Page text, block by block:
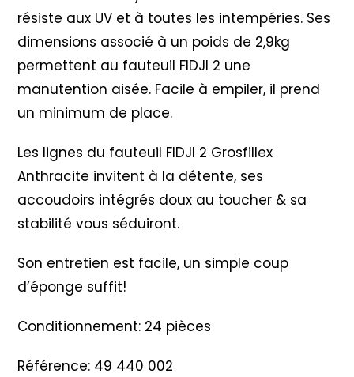
résiste aux UV et à toutes les intempéries. Ses
dimensions associé à un poids de 2,9kg
permettent au fauteuil FIDJI 2 une
manutention aisée. Facile à empiler, il prend
un minimum de place.
Les lignes du fauteuil FIDJI 2 Grosfillex
Anthracite invitent à la détente, ses
accoudoirs intégrés doux au toucher & sa
stabilité vous séduiront.
Son entretien est facile, un simple coup
d’éponge suffit!
Conditionnement: 24 pièces
Référence: 49 440 002